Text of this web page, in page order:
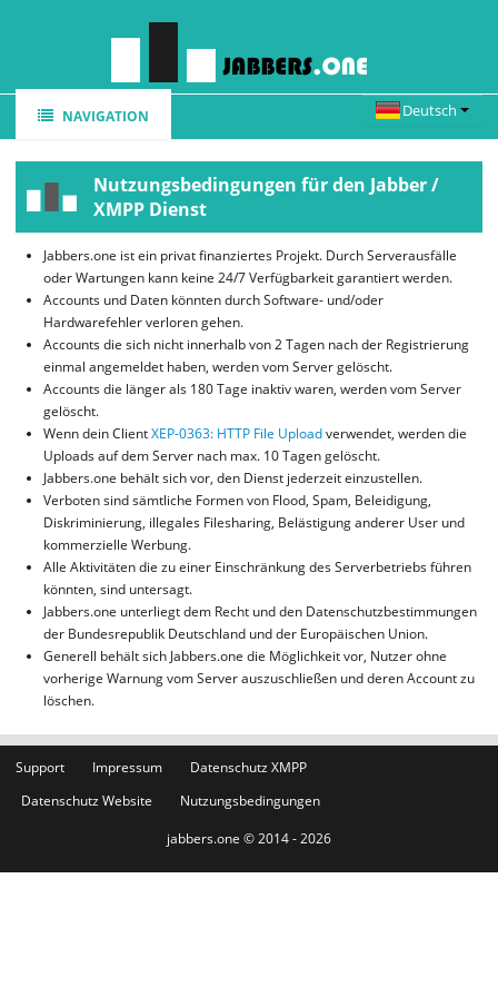
NAVIGATION
REGISTRIEREN
FEATURES
WEBCHAT
CLIENTS
FAQ
NEWS
Nutzungsbedingungen für den Jabber /
XMPP Dienst
Jabbers.one ist ein privat finanziertes Projekt. Durch Serverausfälle
oder Wartungen kann keine 24/7 Verfügbarkeit garantiert werden.
Accounts und Daten könnten durch Software- und/oder
Hardwarefehler verloren gehen.
Accounts die sich nicht innerhalb von 2 Tagen nach der Registrierung
einmal angemeldet haben, werden vom Server gelöscht.
Accounts die länger als 180 Tage inaktiv waren, werden vom Server
gelöscht.
Wenn dein ClientXEP-0363: HTTP File Uploadverwendet, werden die
Uploads auf dem Server nach max. 10 Tagen gelöscht.
Jabbers.one behält sich vor, den Dienst jederzeit einzustellen.
Verboten sind sämtliche Formen von Flood, Spam, Beleidigung,
Diskriminierung, illegales Filesharing, Belästigung anderer User und
kommerzielle Werbung.
Alle Aktivitäten die zu einer Einschränkung des Serverbetriebs führen
könnten, sind untersagt.
Jabbers.one unterliegt dem Recht und den Datenschutzbestimmungen
der Bundesrepublik Deutschland und der Europäischen Union.
Generell behält sich Jabbers.one die Möglichkeit vor, Nutzer ohne
vorherige Warnung vom Server auszuschließen und deren Account zu
löschen.
Support Impressum
Datenschutz XMPP
Datenschutz Website
Nutzungsbedingungen
jabbers.one © 2014 - 2026